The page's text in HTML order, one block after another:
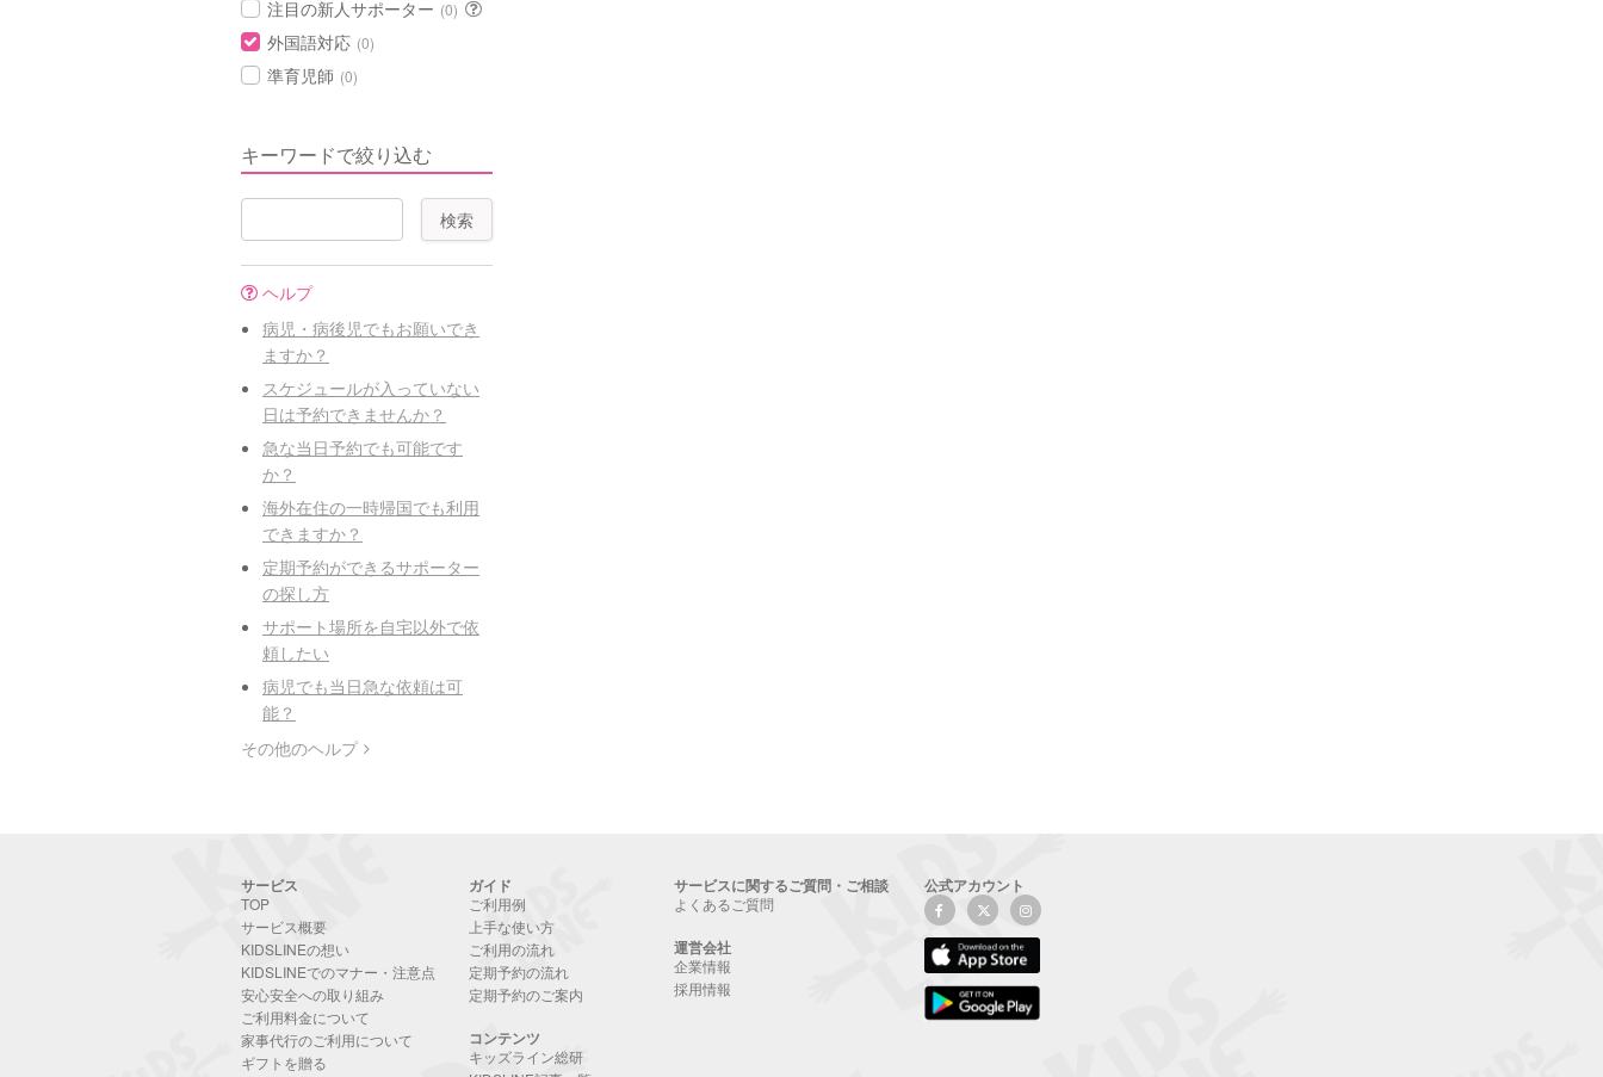
注目の新人サポーター (0)
外国語対応 (0)
準育児師 (0)
キーワードで絞り込む
ヘルプ
病児・病後児でもお願いでき
ますか？
スケジュールが入っていない
日は予約できませんか？
急な当日予約でも可能です
か？
海外在住の一時帰国でも利用
できますか？
定期予約ができるサポーター
の探し方
サポート場所を自宅以外で依
頼したい
病児でも当日急な依頼は可
能？
その他のヘルプ
サービス
TOP
サービス概要
KIDSLINEの想い
KIDSLINEでのマナー・注意点
安心安全への取り組み
ご利用料金について
家事代行のご利用について
ギフトを贈る
ガイド
ご利用例
上手な使い方
ご利用の流れ
定期予約の流れ
定期予約のご案内
コンテンツ
キッズライン総研
サービスに関するご質問・ご相談
よくあるご質問
運営会社
企業情報
採用情報
公式アカウント